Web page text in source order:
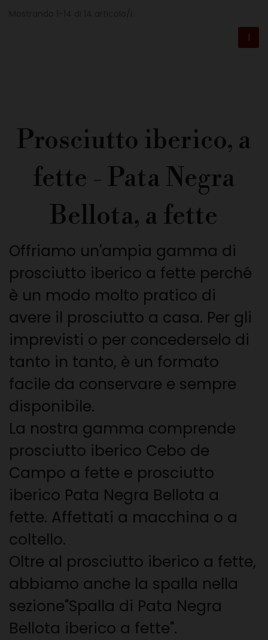
1
Prosciutto iberico, a
fette - Pata Negra
Bellota, a fette
Offriamo un'ampia gamma di
prosciutto iberico a fette perché
è un modo molto pratico di
avere il prosciutto a casa. Per gli
imprevisti o per concederselo di
tanto in tanto, è un formato
facile da conservare e sempre
disponibile.
La nostra gamma comprende
prosciutto iberico Cebo de
Campo a fette e prosciutto
iberico Pata Negra Bellota a
fette. Affettati a macchina o a
coltello.
Oltre al prosciutto iberico a fette,
abbiamo anche la spalla nella
sezione"Spalla di Pata Negra
Bellota iberico a fette".